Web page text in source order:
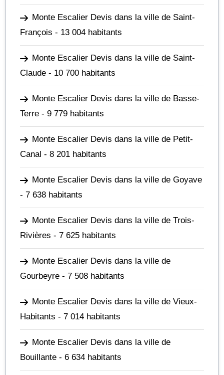
Monte Escalier Devis dans la ville de Saint-
François - 13 004 habitants
Monte Escalier Devis dans la ville de Saint-
Claude - 10 700 habitants
Monte Escalier Devis dans la ville de Basse-
Terre - 9 779 habitants
Monte Escalier Devis dans la ville de Petit-
Canal - 8 201 habitants
Monte Escalier Devis dans la ville de Goyave
- 7 638 habitants
Monte Escalier Devis dans la ville de Trois-
Rivières - 7 625 habitants
Monte Escalier Devis dans la ville de
Gourbeyre - 7 508 habitants
Monte Escalier Devis dans la ville de Vieux-
Habitants - 7 014 habitants
Monte Escalier Devis dans la ville de
Bouillante - 6 634 habitants